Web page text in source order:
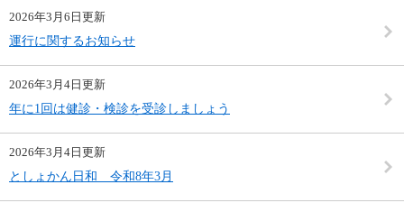
2026年3月6日更新
運行に関するお知らせ
2026年3月4日更新
年に1回は健診・検診を受診しましょう
2026年3月4日更新
としょかん日和 令和8年3月